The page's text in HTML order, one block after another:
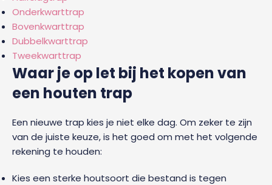
Onderkwarttrap
Bovenkwarttrap
Dubbelkwarttrap
Tweekwarttrap
Waar je op let bij het kopen van
een houten trap
Een nieuwe trap kies je niet elke dag. Om zeker te zijn
van de juiste keuze, is het goed om met het volgende
rekening te houden:
Kies een sterke houtsoort die bestand is tegen